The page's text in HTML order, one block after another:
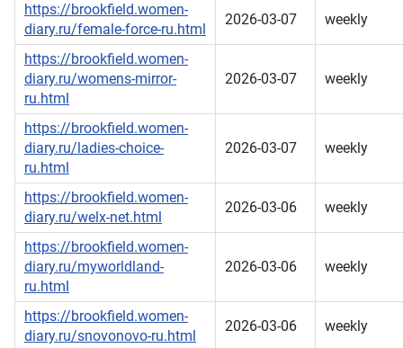
https://brookfield.women-
diary.ru/female-force-ru.html
2026-03-07 weekly
https://brookfield.women-
diary.ru/womens-mirror-
ru.html
2026-03-07 weekly
https://brookfield.women-
diary.ru/ladies-choice-
ru.html
2026-03-07 weekly
https://brookfield.women-
diary.ru/welx-net.html
2026-03-06 weekly
https://brookfield.women-
diary.ru/myworldland-
ru.html
2026-03-06 weekly
https://brookfield.women-
diary.ru/snovonovo-ru.html
2026-03-06 weekly